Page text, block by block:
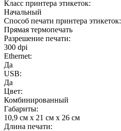
Класс принтера этикеток:
Начальный
Способ печати принтера этикеток:
Прямая термопечать
Разрешение печати:
300 dpi
Ethernet:
Да
USB:
Да
Цвет:
Комбинированный
Габариты:
10,9 см x 21 см x 26 см
Длина печати: